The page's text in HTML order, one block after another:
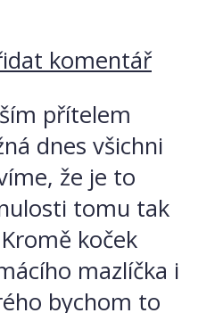
komentář
přítelem
dnes všichni
že je to
tomu tak
koček
mazlíčka i
bychom to